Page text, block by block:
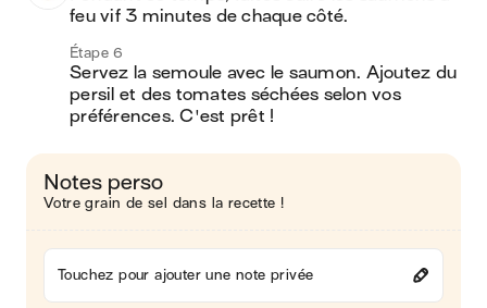
feu vif 3 minutes de chaque côté.
Étape 6
Servez la semoule avec le saumon. Ajoutez du
persil et des tomates séchées selon vos
préférences. C'est prêt !
Notes perso
Votre grain de sel dans la recette !
Touchez pour ajouter une note privée